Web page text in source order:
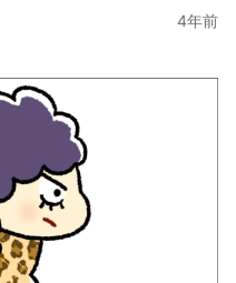
4年前